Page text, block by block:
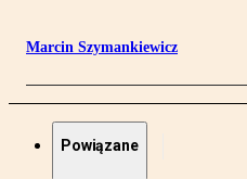
Marcin Szymankiewicz
Powiązane